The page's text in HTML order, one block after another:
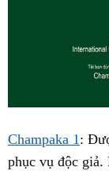
Champaka 1:
phục vụ độc giả.